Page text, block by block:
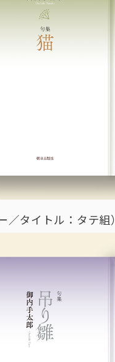
／タイトル：タテ組）